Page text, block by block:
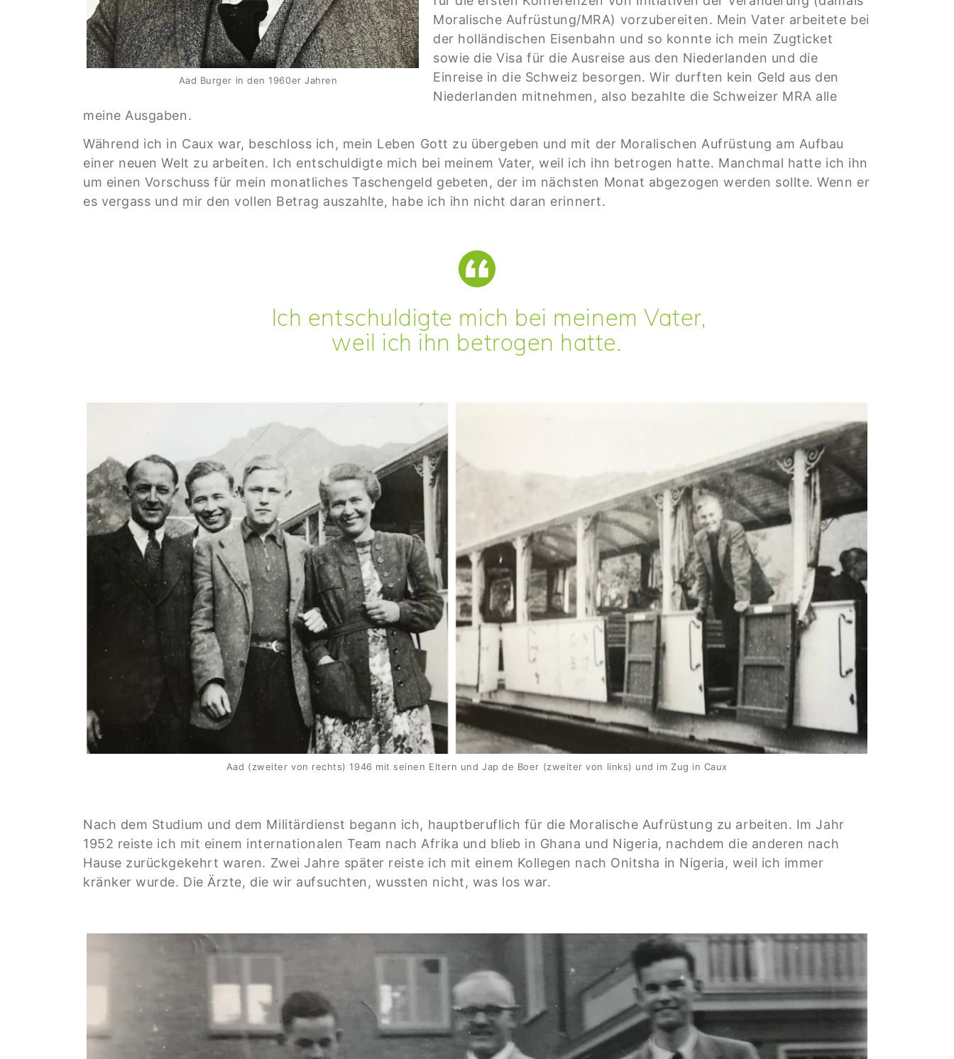
Aad Burger in den 1960er Jahren
Moralische Aufrüstung/MRA) vorzubereiten. Mein Vater arbeitete bei
der holländischen Eisenbahn und so konnte ich mein Zugticket
sowie die Visa für die Ausreise aus den Niederlanden und die
Einreise in die Schweiz besorgen. Wir durften kein Geld aus den
Niederlanden mitnehmen, also bezahlte die Schweizer MRA alle
meine Ausgaben.
Während ich in Caux war, beschloss ich, mein Leben Gott zu übergeben und mit der Moralischen Aufrüstung am Aufbau
einer neuen Welt zu arbeiten. Ich entschuldigte mich bei meinem Vater, weil ich ihn betrogen hatte. Manchmal hatte ich ihn
um einen Vorschuss für mein monatliches Taschengeld gebeten, der im nächsten Monat abgezogen werden sollte. Wenn er
es vergass und mir den vollen Betrag auszahlte, habe ich ihn nicht daran erinnert.
Ich entschuldigte mich bei meinem Vater,
weil ich ihn betrogen hatte.
Aad (zweiter von rechts) 1946 mit seinen Eltern und Jap de Boer (zweiter von links) und im Zug in Caux
Nach dem Studium und dem Militärdienst begann ich, hauptberuflich für die Moralische Aufrüstung zu arbeiten. Im Jahr
1952 reiste ich mit einem internationalen Team nach Afrika und blieb in Ghana und Nigeria, nachdem die anderen nach
Hause zurückgekehrt waren. Zwei Jahre später reiste ich mit einem Kollegen nach Onitsha in Nigeria, weil ich immer
kränker wurde. Die Ärzte, die wir aufsuchten, wussten nicht, was los war.